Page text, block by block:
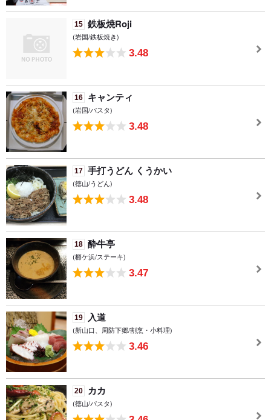
15 鉄板焼Roji
(岩国/鉄板焼き)
3.48
16 キャンティ
(岩国/パスタ)
3.48
17 手打うどん くうかい
(徳山/うどん)
3.48
18 酔牛亭
(櫛ケ浜/ステーキ)
3.47
19 入道
(新山口、周防下郷/割烹・小料理)
3.46
20 カカ
(徳山/パスタ)